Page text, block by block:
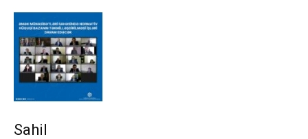
Sahil